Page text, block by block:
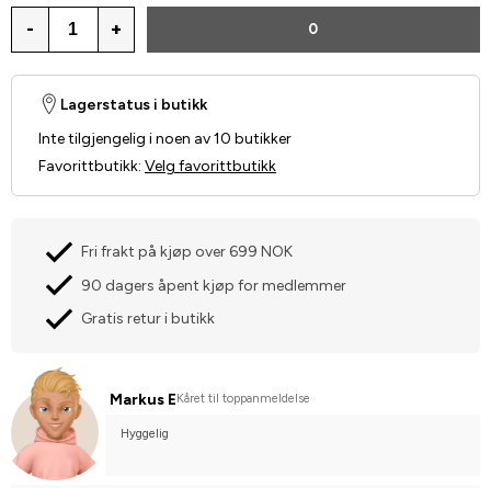
- + 0
Lagerstatus i butikk
Inte tilgjengelig i noen av 10 butikker
Favorittbutikk: Velg favorittbutikk
Fri frakt på kjøp over 699 NOK
90 dagers åpent kjøp for medlemmer
Gratis retur i butikk
Markus E Kåret til toppanmeldelse
Hyggelig